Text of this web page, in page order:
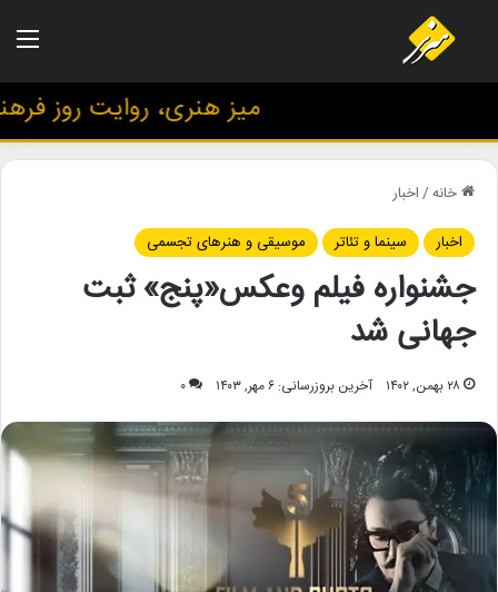
میز هنری، روایت روز
خانه/اخبار
اخبار
سینما و تئاتر موسیقی و هنرهای تجسمی
جشنواره فیلم وعکس«پنج» ثبت
جهانی شد
۲۸ بهمن, ۱۴۰۲ آخرین بروزرسانی: ۶ مهر, ۱۴۰۳ ۰